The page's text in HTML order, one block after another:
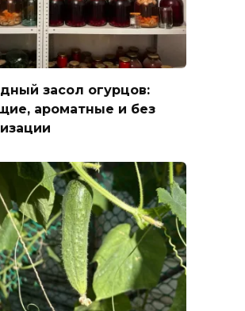
засол огурцов:
ароматные и без